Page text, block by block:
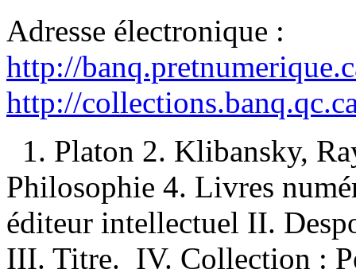
Adresse électronique :
http://
http://
1. Platon 2. Klibansky,
Philosophie 4. Livres
éditeur intellectuel II.
III. Titre. IV. Collection :